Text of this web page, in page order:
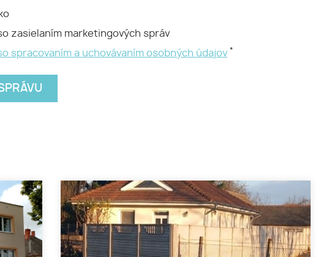
zasielaním marketingových správ
spracovaním a uchovávaním osobných údajov *